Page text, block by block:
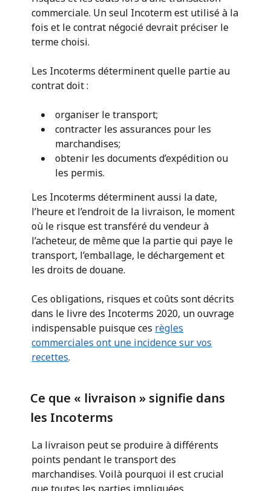
commerciale. Un seul Incoterm est utilisé à la
fois et le contrat négocié devrait préciser le
terme choisi.
Les Incoterms déterminent quelle partie au
contrat doit :
organiser le transport;
contracter les assurances pour les
marchandises;
obtenir les documents d’expédition ou
les permis.
Les Incoterms déterminent aussi la date,
l’heure et l’endroit de la livraison, le moment
où le risque est transféré du vendeur à
l’acheteur, de même que la partie qui paye le
transport, l’emballage, le déchargement et
les droits de douane.
Ces obligations, risques et coûts sont décrits
dans le livre des Incoterms 2020, un ouvrage
indispensable puisque ces règles
commerciales ont une incidence sur vos
recettes.
Ce que « livraison » signifie dans
les Incoterms
La livraison peut se produire à différents
points pendant le transport des
marchandises. Voilà pourquoi il est crucial